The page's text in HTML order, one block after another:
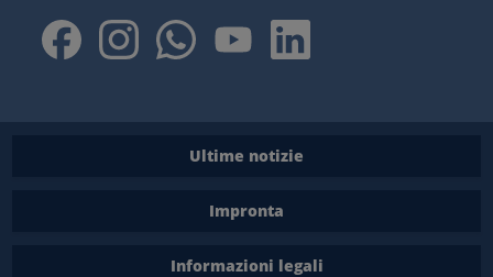
Ultime notizie
Impronta
Informazioni legali